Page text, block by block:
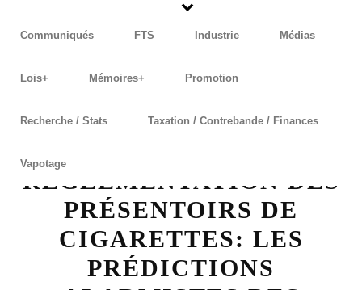
Communiqués FTS Industrie Médias
Lois+ Mémoires+ Promotion
Recherche / Stats Taxation / Contrebande / Finances
Vapotage
RÈGLEMENTATION DES
PRÉSENTOIRS DE
CIGARETTES: LES
PRÉDICTIONS